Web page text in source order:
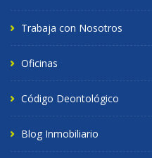
Trabaja con Nosotros
Oficinas
Código Deontológico
Blog Inmobiliario